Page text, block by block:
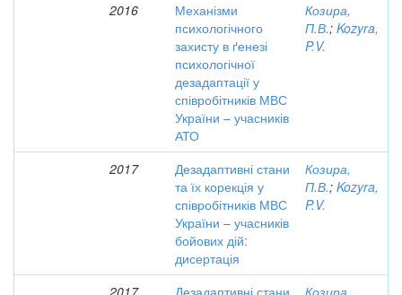
2016
Механізми
психологічного
захисту в ґенезі
психологічної
дезадаптації у
співробітників МВС
України – учасників
АТО
Козира,
П.В.; Kozyra,
P.V.
2017
Дезадаптивні стани
та їх корекція у
співробітників МВС
України – учасників
бойових дій:
дисертація
Козира,
П.В.; Kozyra,
P.V.
2017
Дезадаптивні стани
Козира,